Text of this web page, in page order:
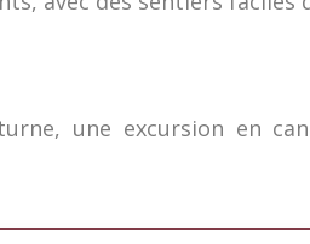
une excursion en